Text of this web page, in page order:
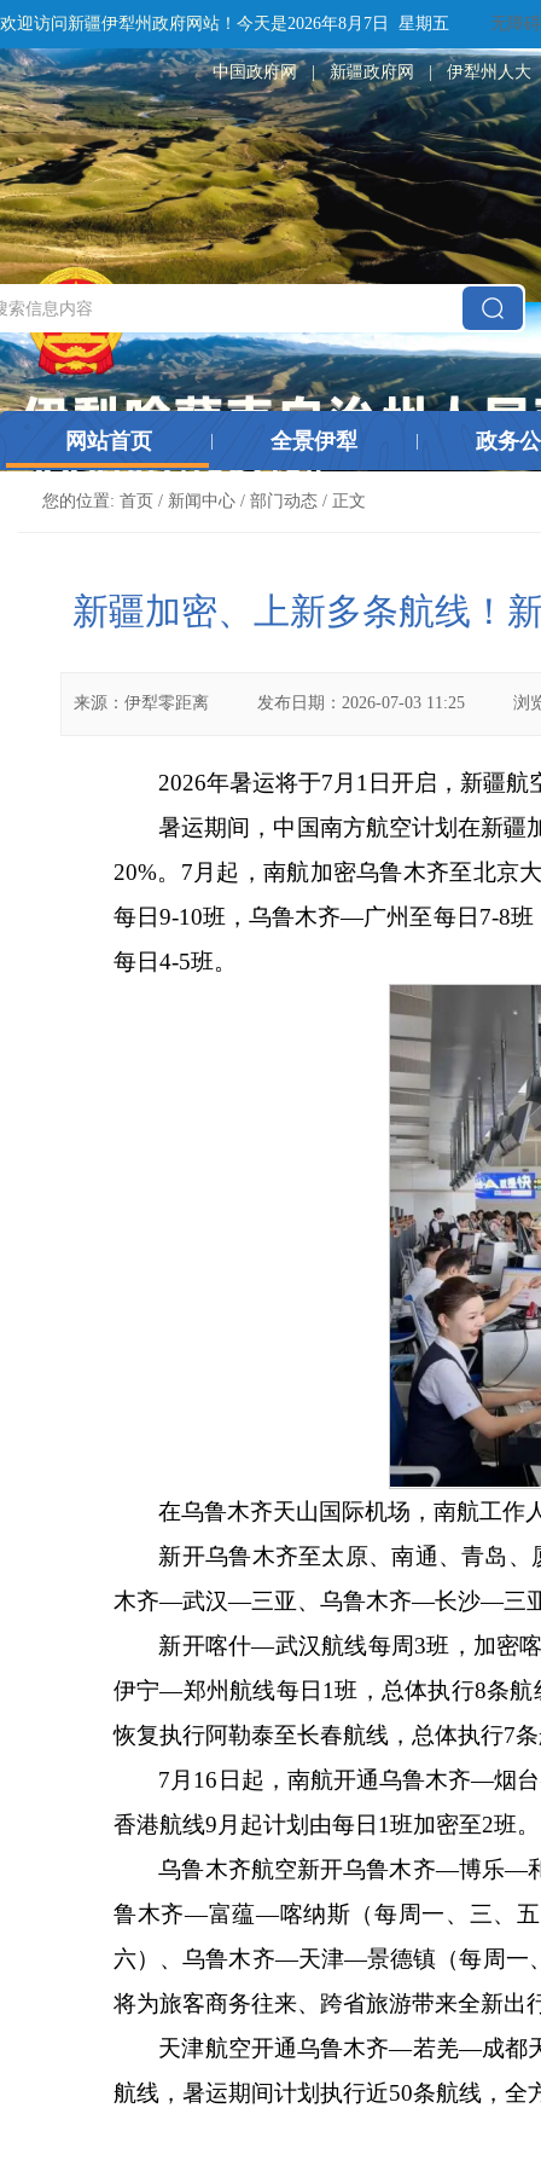
欢迎访问新疆伊犁州政府网站！ 今天是2026年8月7日 星期五 无障碍
中国政府网 | 新疆政府网 | 伊犁州人大
网站首页 全景伊犁 政务
您的位置: 首页 / 新闻中心 / 部门动态 / 正文
新疆加密、上新多条航线！
来源： 伊犁零距离 发布日期： 2026-07-03 11:25 浏
2026年暑运将于7月1日开启，新疆
暑运期间，中国南方航空计划在新疆
20%。7月起，南航加密乌鲁木齐至北京
每日9-10班，乌鲁木齐—广州至每日7-8
每日4-5班。
在乌鲁木齐天山国际机场，南航工作
新开乌鲁木齐至太原、南通、青岛
木齐—武汉—三亚、乌鲁木齐—长沙—三
新开喀什—武汉航线每周3班，加密
伊宁—郑州航线每日1班，总体执行8条
恢复执行阿勒泰至长春航线，总体执行7
7月16日起，南航开通乌鲁木齐—烟
香港航线9月起计划由每日1班加密至2班。
乌鲁木齐航空新开乌鲁木齐—博乐—
鲁木齐—富蕴—喀纳斯（每周一、三、
六）、乌鲁木齐—天津—景德镇（每周一
将为旅客商务往来、跨省旅游带来全新出
天津航空开通乌鲁木齐—若羌—成都
航线，暑运期间计划执行近50条航线，全